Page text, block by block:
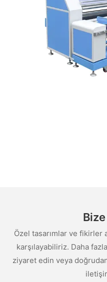
Bize
Özel tasarımlar ve fikirler
karşılayabiliriz. Daha
ziyaret edin veya